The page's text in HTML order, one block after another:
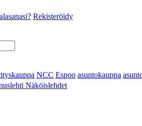
Rekisteröidy
NCC Espoo asuntokauppa
Näköislehdet